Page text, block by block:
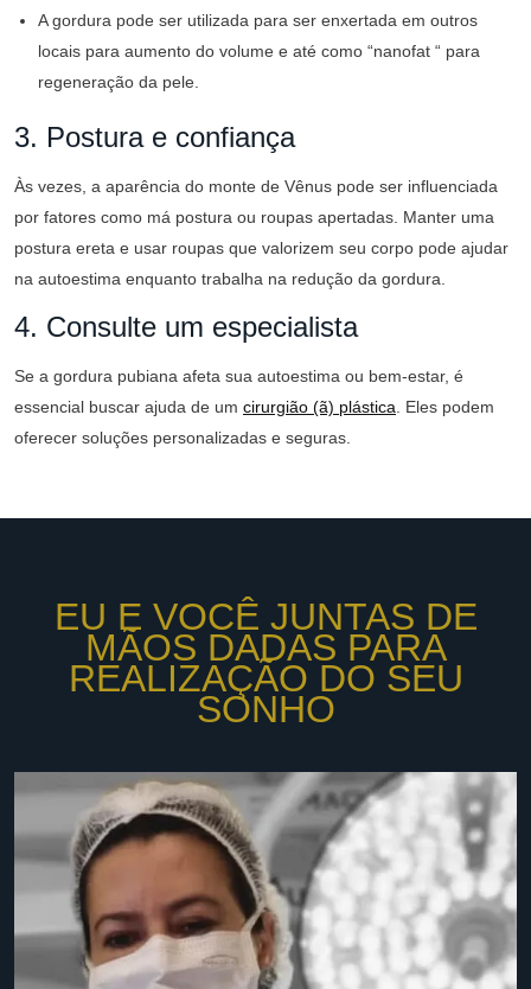
A gordura pode ser utilizada para ser enxertada em outros
locais para aumento do volume e até como “nanofat “ para
regeneração da pele.
3. Postura e confiança
Às vezes, a aparência do monte de Vênus pode ser influenciada
por fatores como má postura ou roupas apertadas. Manter uma
postura ereta e usar roupas que valorizem seu corpo pode ajudar
na autoestima enquanto trabalha na redução da gordura.
4. Consulte um especialista
Se a gordura pubiana afeta sua autoestima ou bem-estar, é
essencial buscar ajuda de um cirurgião (ã) plástica . Eles podem
oferecer soluções personalizadas e seguras.
EU E VOCÊ JUNTAS DE
MÃOS DADAS PARA
REALIZAÇÃO DO SEU
SONHO